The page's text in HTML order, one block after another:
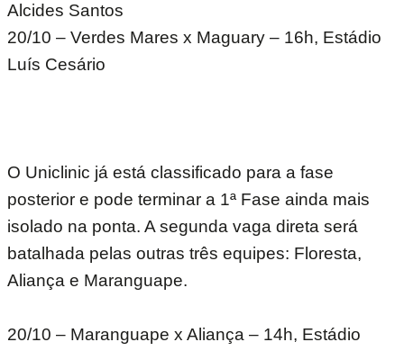
Alcides Santos
20/10 – Verdes Mares x Maguary – 16h, Estádio
Luís Cesário
O Uniclinic já está classificado para a fase
posterior e pode terminar a 1ª Fase ainda mais
isolado na ponta. A segunda vaga direta será
batalhada pelas outras três equipes: Floresta,
Aliança e Maranguape.
20/10 – Maranguape x Aliança – 14h, Estádio